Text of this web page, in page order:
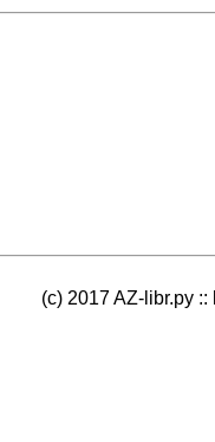
(c) 2017 AZ-libr.ру ::